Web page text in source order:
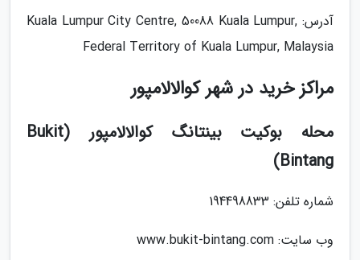
آدرس: Kuala Lumpur City Centre, 50088 Kuala Lumpur,
Federal Territory of Kuala Lumpur, Malaysia
مراکز خرید در شهر کوالالامپور
محله بوکیت بینتانگ کوالالامپور (Bukit
Bintang)
شماره تلفن: 194498833
وب سایت: www.bukit-bintang.com